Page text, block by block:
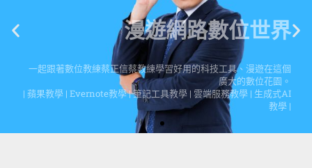
一起跟著數位教練蔡正信蔡教練學習好用的科技工具、漫遊在這個
廣大的數位花園。
| 蘋果教學 | Evernote教學 | 筆記工具教學 | 雲端服務教學 | 生成式AI
點擊這裡